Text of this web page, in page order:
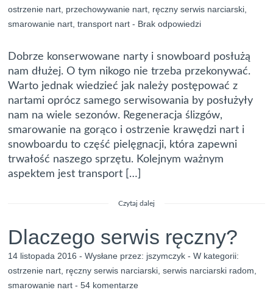
ostrzenie nart przechowywanie nart ręczny serwis narciarski
smarowanie nart ,transport nart - Brak odpowiedzi
Dobrze konserwowane narty i snowboard posłużą
nam dłużej. O tym nikogo nie trzeba przekonywać.
Warto jednak wiedzieć jak należy postępować z
nartami oprócz samego serwisowania by posłużyły
nam na wiele sezonów. Regeneracja ślizgów,
smarowanie na gorąco i ostrzenie krawędzi nart i
snowboardu to część pielęgnacji, która zapewni
trwałość naszego sprzętu. Kolejnym ważnym
aspektem jest transport […]
Czytaj dalej
Dlaczego serwis ręczny?
14 listopada 2016 - Wysłane przez: jszymczyk - W kategorii:
ostrzenie nart ręczny serwis narciarski ,serwis narciarski radom
smarowanie nart -54 komentarze